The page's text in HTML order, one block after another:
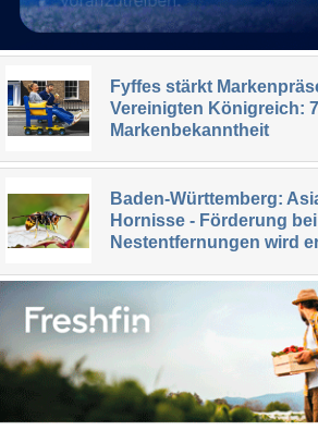
Fyffes stärkt
Vereinigten Königreich:
Markenbekanntheit
Baden-Württemberg:
Hornisse - Förderung bei
Nestentfernungen wird